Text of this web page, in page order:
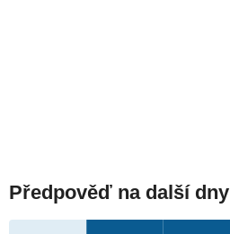
Předpověď na další dny